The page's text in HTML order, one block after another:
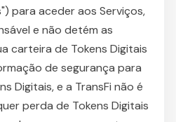
para aceder aos Serviços,
e não detém as
carteira de Tokens Digitais
de segurança para
Digitais, e a TransFi não é
perda de Tokens Digitais